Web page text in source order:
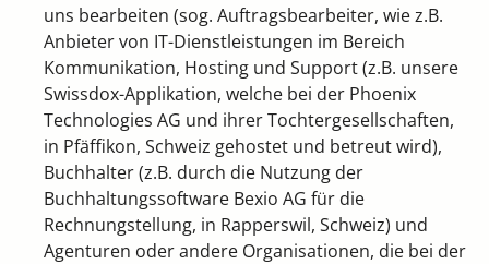
uns bearbeiten (sog. Auftragsbearbeiter, wie z.B.
Anbieter von IT-Dienstleistungen im Bereich
Kommunikation, Hosting und Support (z.B. unsere
Swissdox-Applikation, welche bei der Phoenix
Technologies AG und ihrer Tochtergesellschaften,
in Pfäffikon, Schweiz gehostet und betreut wird),
Buchhalter (z.B. durch die Nutzung der
Buchhaltungssoftware Bexio AG für die
Rechnungstellung, in Rapperswil, Schweiz) und
Agenturen oder andere Organisationen, die bei der